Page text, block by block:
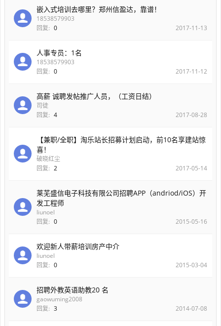
嵌入式培训去哪里？郑州信盈达，靠谱！
18538579903
回复: 0 2017-11-13
人事专员：1名
18538579903
回复: 0 2017-11-12
高薪 诚聘发帖推广人员，（工资日结）
司徒
回复: 4 2017-08-28
【兼职/全职】淘乐站长招募计划启动，前10名享建站惊
喜！
破晓红尘
回复: 2 2017-05-14
莱芜盛信电子科技有限公司招聘APP（andriod/iOS）开
发工程师
liunoel
回复: 0 2015-05-16
欢迎新人带薪培训房产中介
liunoel
回复: 0 2015-03-04
招聘外教英语助教20 名
gaowuming2008
回复: 3 2014-07-08